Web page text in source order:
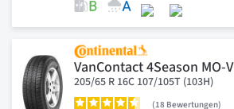
VanContact 4Season MO-V
205/65 R 16C 107/105T (103H)
18 Bewertungen